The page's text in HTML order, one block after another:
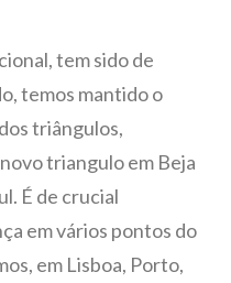
tem sido de
temos mantido o
triângulos,
triangulo em Beja
É de crucial
em vários pontos do
em Lisboa, Porto,